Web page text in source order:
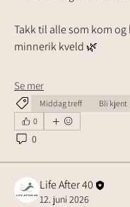
Takk til alle som kom
minnerik kveld 🌿
Se mer
Middag treff Bli kjent
0
0
Life After 40
12. juni 2026